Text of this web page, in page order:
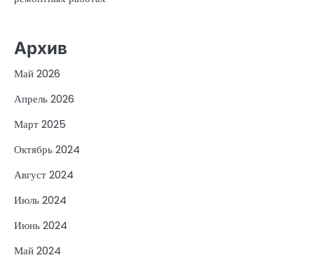
Архив
Май 2026
Апрель 2026
Март 2025
Октябрь 2024
Август 2024
Июль 2024
Июнь 2024
Май 2024